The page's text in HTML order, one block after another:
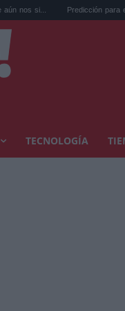
Predicción para el eclipse del 12
TECNOLOGÍA